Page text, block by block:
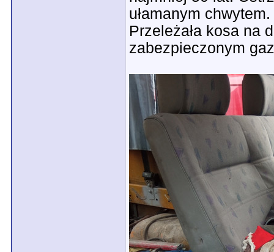
ułamanym chwytem.
Przeleżała kosa na
zabezpieczonym